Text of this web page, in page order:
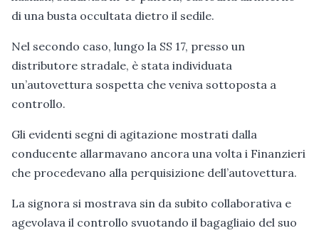
di una busta occultata dietro il sedile.
Nel secondo caso, lungo la SS 17, presso un
distributore stradale, è stata individuata
un’autovettura sospetta che veniva sottoposta a
controllo.
Gli evidenti segni di agitazione mostrati dalla
conducente allarmavano ancora una volta i Finanzieri
che procedevano alla perquisizione dell’autovettura.
La signora si mostrava sin da subito collaborativa e
agevolava il controllo svuotando il bagagliaio del suo